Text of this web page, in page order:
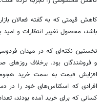
کاهش قیمتی که به گفته فعالان
باشد، محصول تغییر انتظارات و
نخستین نکته‌ای که در میدان
و فروشندگان بود. برخلاف روزهای
افزایش قیمت به سمت خرید هجوم
افرادی که اسکناس‌های خود را در
کسانی که برای خرید آمده بودند،